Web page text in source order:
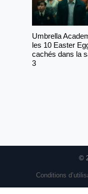
Umbrella
les 10 Easter
cachés dans la
3
©
Conditions